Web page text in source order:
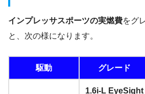
インプレッサスポーツの実燃費をグ
と、次の様になります。
駆動 グレード
1.6i-L EyeSight